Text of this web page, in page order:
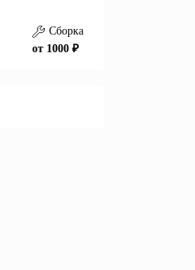
Сборка
от 1000 ₽